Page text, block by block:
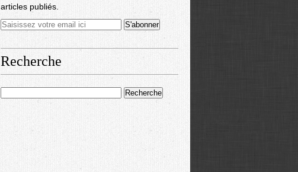
articles publiés.
Recherche